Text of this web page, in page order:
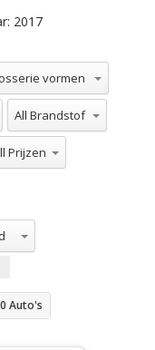
2017
vormen
All Brandstof
Prijzen
0 Auto's